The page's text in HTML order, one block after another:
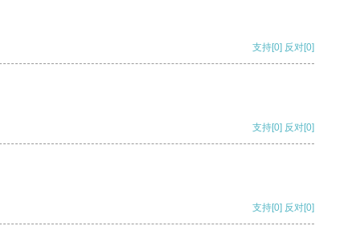
支持[0] 反对[0]
支持[0] 反对[0]
支持[0] 反对[0]